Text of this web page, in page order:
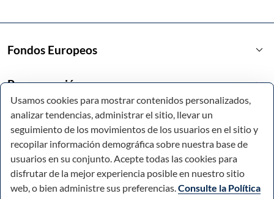
Fondos Europeos keyboard_arrow_down
Programación keyboard_arrow_down
Enlaces de interés
Usamos cookies para mostrar contenidos personalizados,
analizar tendencias, administrar el sitio, llevar un
seguimiento de los movimientos de los usuarios en el sitio y
recopilar información demográfica sobre nuestra base de
usuarios en su conjunto. Acepte todas las cookies para
disfrutar de la mejor experiencia posible en nuestro sitio
web, o bien administre sus preferencias.Consulte la Política